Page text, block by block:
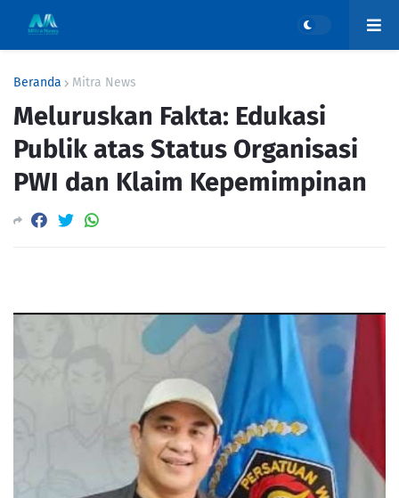
Beranda Mitra News
Meluruskan Fakta: Edukasi
Publik atas Status Organisasi
PWI dan Klaim Kepemimpinan